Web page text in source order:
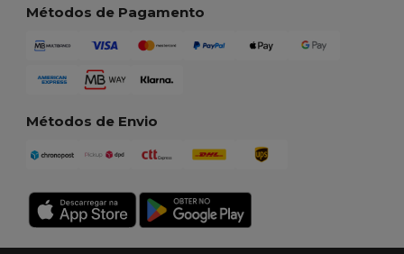
Métodos de Pagamento
Métodos de Envio